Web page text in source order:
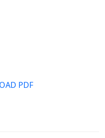
PDF